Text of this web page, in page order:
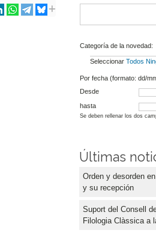
Categoría de la novedad:
Seleccionar Todos
Por fecha (formato: dd/
Desde
hasta
Se deben rellenar los dos
Últimas
Orden y desorden
y su recepción
Suport del Consell
Filologia Clàssica a